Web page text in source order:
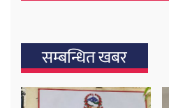
सम्बन्धित खबर